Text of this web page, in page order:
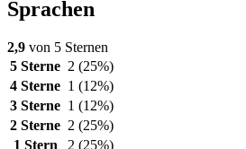
Sprachen
2,9 von 5 Sternen
5 Sterne 2 (25%)
4 Sterne 1 (12%)
3 Sterne 1 (12%)
2 Sterne 2 (25%)
1 Stern
2 (25%)